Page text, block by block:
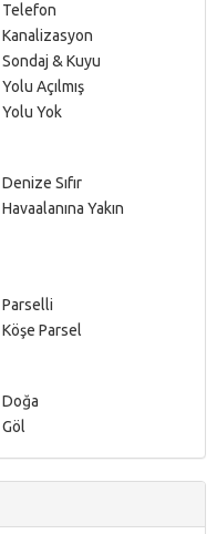
Telefon
Kanalizasyon
Sondaj & Kuyu
Yolu Açılmış
Yolu Yok
Denize Sıfır
Havaalanına Yakın
Parselli
Köşe Parsel
Doğa
Göl